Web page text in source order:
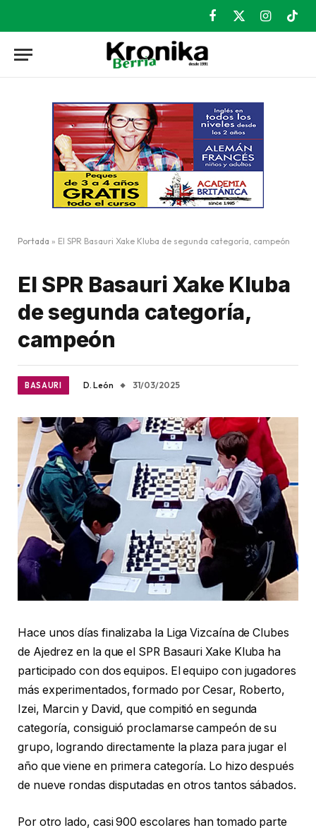
Facebook
X
Instagram
Portada » El SPR Basauri Xake Kluba de segunda categoría, campeón
El SPR Basauri Xake Kluba
de segunda categoría,
campeón
BASAURI D. León 31/03/2025
Hace unos días finalizaba la Liga Vizcaína de Clubes
de Ajedrez en la que el SPR Basauri Xake Kluba ha
participado con dos equipos. El equipo con jugadores
más experimentados, formado por Cesar, Roberto,
Izei, Marcin y David, que compitió en segunda
categoría, consiguió proclamarse campeón de su
grupo, logrando directamente la plaza para jugar el
año que viene en primera categoría. Lo hizo después
de nueve rondas disputadas en otros tantos sábados.
Por otro lado, casi 900 escolares han tomado parte